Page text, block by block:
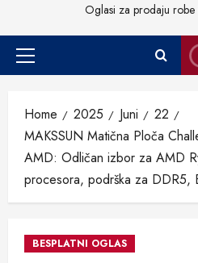
Oglasi za prodaju robe
Primary
Home 2025 Juni
22
MAKSSUN Matična Ploča
AMD: Odličan izbor za AMD
procesora, podrška za DDR5,
BESPLATNI OGLAS